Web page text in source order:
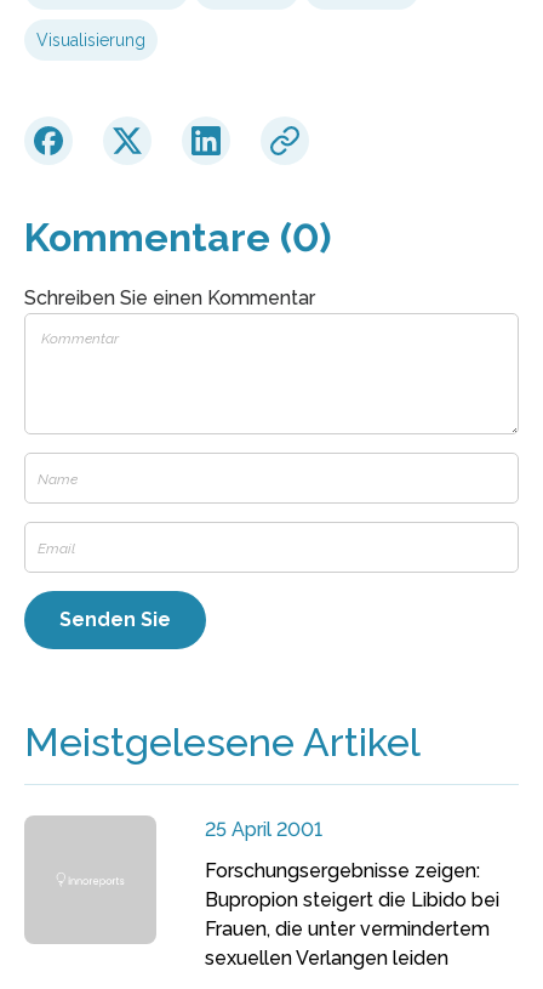
Visualisierung
Kommentare (0)
Schreiben Sie einen Kommentar
Meistgelesene Artikel
25 April 2001
Forschungsergebnisse zeigen:
Bupropion steigert die Libido bei
Frauen, die unter vermindertem
sexuellen Verlangen leiden